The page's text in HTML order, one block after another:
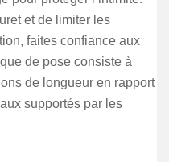
et de limiter les
faites confiance aux
de pose consiste à
de longueur en rapport
supportés par les